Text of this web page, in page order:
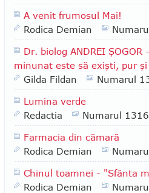
A venit frumosul Mai!
Rodica Demian
Dr. biolog ANDREI
minunat este să exişti, pur
Gilda Fildan
Numarul
Lumina verde
Redactia
Numarul 1316
Farmacia din cămară
Rodica Demian
Chinul toamnei - "Sfânta
Rodica Demian